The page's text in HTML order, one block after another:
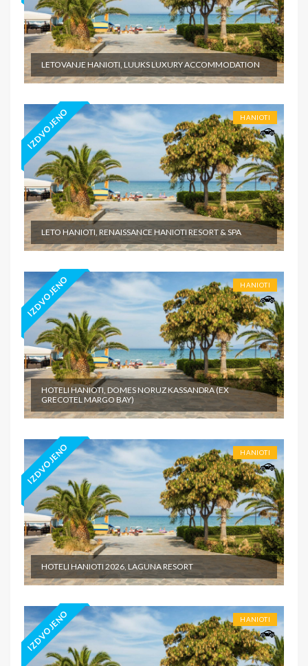
LETOVANJE HANIOTI, LUUKS LUXURY ACCOMMODATION
IZDVOJENO HANIOTI
LETO HANIOTI, RENAISSANCE HANIOTI RESORT & SPA
IZDVOJENO HANIOTI
HOTELI HANIOTI, DOMES NORUZ KASSANDRA (EX
GRECOTEL MARGO BAY)
IZDVOJENO HANIOTI
HOTELI HANIOTI 2026, LAGUNA RESORT
IZDVOJENO HANIOTI